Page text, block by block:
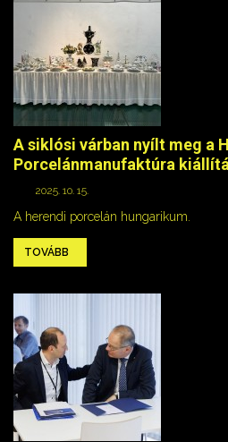
A siklósi várban nyílt meg a
Porcelánmanufaktúra
2025. 10. 15.
A herendi porcelán hungarikum.
TOVÁBB